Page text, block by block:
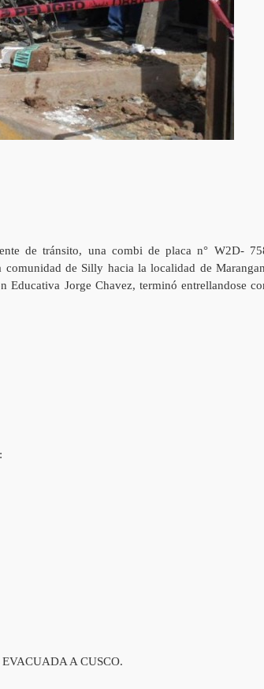
de tránsito, una combi de placa n° W2D-
de Silly hacia la localidad de
Educativa Jorge Chavez, terminó entrellandose
A CUSCO.